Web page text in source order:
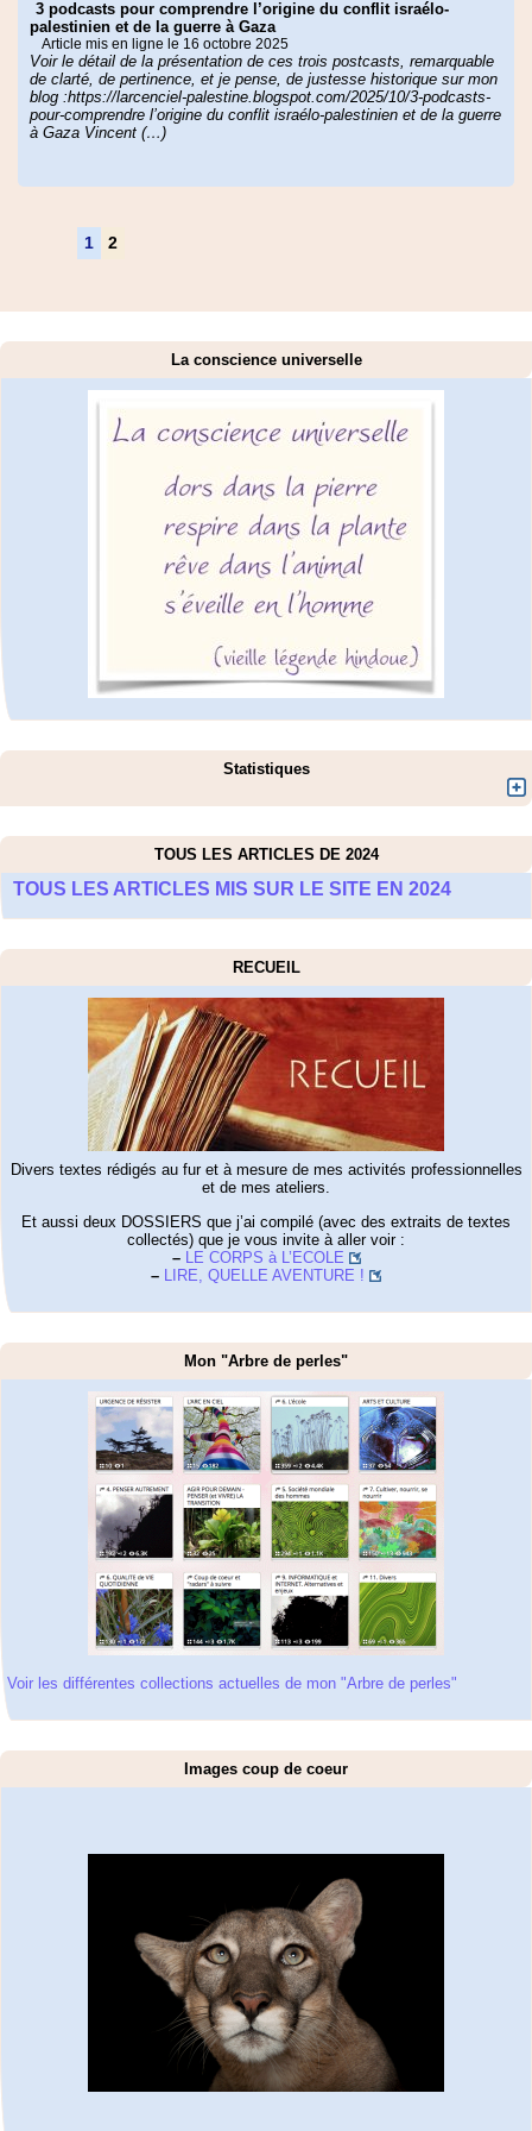
celle du Canada.
Mais la Chine, qui s’est engagée à la neutralité carbone
d’ici 2060, n’a pas déposé la sienne. L’Inde ou l’Afrique
du Sud non plus.
3 podcasts pour comprendre l’origine du conflit israélo-
palestinien et de la guerre à Gaza
Article mis en ligne le 16 octobre 2025
Voir le détail de la présentation de ces trois postcasts, remarquable
de clarté, de pertinence, et je pense, de justesse historique sur mon
blog :https://larcenciel-palestine.blogspot.com/2025/10/3-podcasts-
pour-comprendre l’origine du conflit israélo-palestinien et de la guerre
à Gaza Vincent (…)
1 2
La conscience universelle
Statistiques
TOUS LES ARTICLES DE 2024
TOUS LES ARTICLES MIS SUR LE SITE EN 2024
RECUEIL
Divers textes rédigés au fur et à mesure de mes activités professionnelles
et de mes ateliers.
Et aussi deux DOSSIERS que j’ai compilé (avec des extraits de textes
collectés) que je vous invite à aller voir :
– LE CORPS à L’ECOLE
– LIRE, QUELLE AVENTURE !
Mon "Arbre de perles"
Voir les différentes collections actuelles de mon "Arbre de perles"
Images coup de coeur